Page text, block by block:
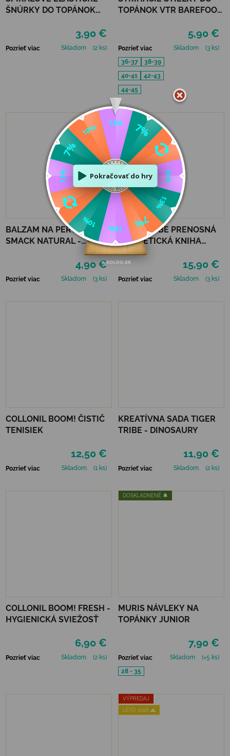
ŠNÚRKY DO TOPÁNOK
3,90 €
Pozrieť viac Skladom (2 ks)
TOPÁNOK VTR BAREFOOT
5,90 €
Pozrieť viac Skladom
(3 ks)
36-37
38-39
40-41
42-43
44-45
BALZAM NA PERY LEGAMI
SMACK NATURAL -
4,90 €
Pozrieť viac Skladom (3 ks)
TIGER TRIBE PRENOSNÁ
MAGNETICKÁ KNIHA
MAGNA CARRY -
UNICORN KINGDOM15,90 €
Pozrieť viac Skladom (3 ks)
COLLONIL BOOM! ČISTIČ
TENISIEK
12,50 €
Pozrieť viac Skladom (1 ks)
KREATÍVNA SADA TIGER
TRIBE - DINOSAURY
11,90 €
Pozrieť viac Skladom (2 ks)
COLLONIL BOOM! FRESH -
HYGIENICKÁ SVIEŽOSŤ
6,90 €
Pozrieť viac Skladom (2 ks)
DOSKLADNENÉ 🔔
MURIS NÁVLEKY NA
TOPÁNKY JUNIOR
7,90 €
Pozrieť viac Skladom
(>5 ks)
28 - 35
VÝPREDAJ
LETO 2026 🌊